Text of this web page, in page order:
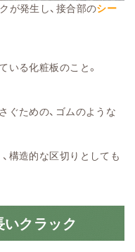
が発生し、接合部のシー
いる化粧板のこと。
ぐための、ゴムのような
構造的な区切りとしても
クラック